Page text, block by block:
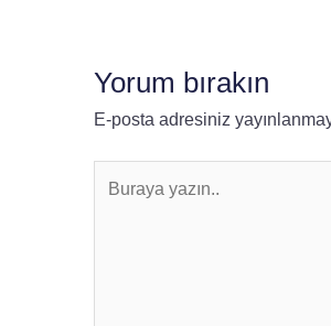
Yorum bırakın
E-posta adresiniz